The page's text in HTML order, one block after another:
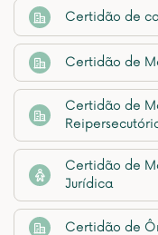
Certidão de
Certidão de
Certidão de
Certidão de
Jurídica
Certidão de